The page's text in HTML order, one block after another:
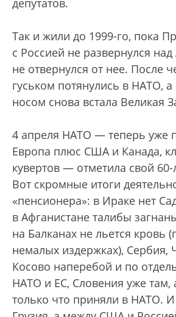
депутатов.
Так и жили до 1999-го, пока
с Россией не развернулся
не отвернулся от нее. После
гуськом потянулись в НАТО,
носом снова встала Великая
4 апреля НАТО — теперь уже
Европа плюс США и Канада,
кувертов — отметила свой
Вот скромные итоги
«пенсионера»: в Ираке нет
в Афганистане талибы
на Балканах не льется кровь
немалых издержках), Сербия,
Косово наперебой и по
НАТО и ЕС, Словения уже там,
только что приняли в НАТО. И